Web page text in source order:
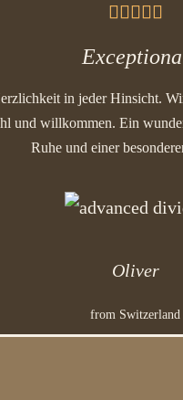

in jeder Hinsicht.
und willkommen. Ein
Ruhe und einer
Oliver
from Switzerland